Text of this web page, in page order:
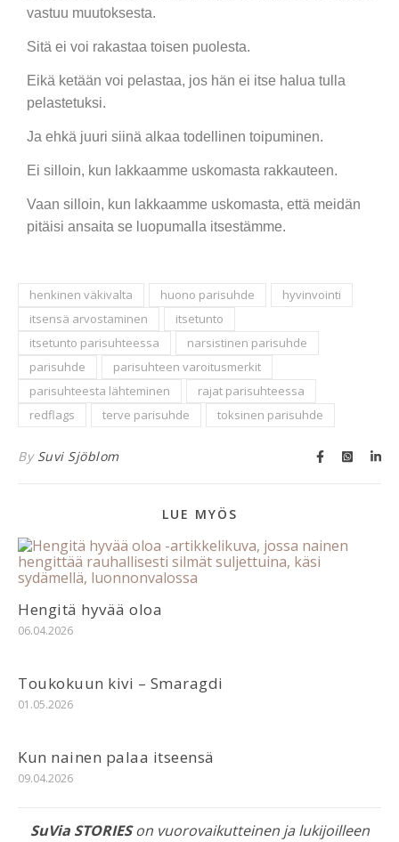
vastuu muutoksesta.
Sitä ei voi rakastaa toisen puolesta.
Eikä ketään voi pelastaa, jos hän ei itse halua tulla
pelastetuksi.
Ja ehkä juuri siinä alkaa todellinen toipuminen.
Ei silloin, kun lakkaamme uskomasta rakkauteen.
Vaan silloin, kun lakkaamme uskomasta, että meidän
pitäisi ansaita se luopumalla itsestämme.
henkinen väkivalta huono parisuhde
hyvinvointi
itsensä arvostaminen
itsetunto
itsetunto parisuhteessa
narsistinen parisuhde
parisuhde
parisuhteen varoitusmerkit
parisuhteesta lähteminen
rajat parisuhteessa
redflags
terve parisuhde toksinen parisuhde
By Suvi Sjöblom
LUE MYÖS
Hengitä hyvää oloa
06.04.2026
Toukokuun kivi – Smaragdi
01.05.2026
Kun nainen palaa itseensä
09.04.2026
SuVia STORIESon vuorovaikutteinen ja lukijoilleen